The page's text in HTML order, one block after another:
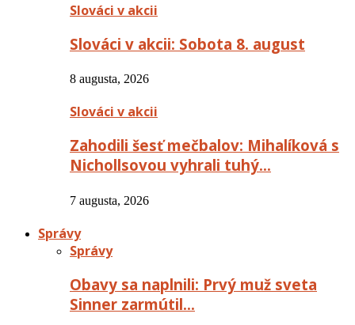
Slováci v akcii
Slováci v akcii: Sobota 8. august
8 augusta, 2026
Slováci v akcii
Zahodili šesť mečbalov: Mihalíková s
Nichollsovou vyhrali tuhý…
7 augusta, 2026
Správy
Správy
Obavy sa naplnili: Prvý muž sveta
Sinner zarmútil…